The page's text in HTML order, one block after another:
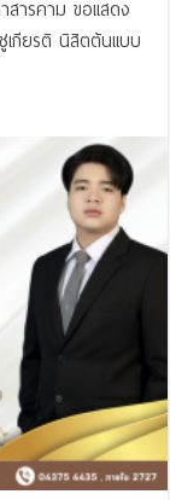
ารคาม ขอแสดง
กียรติ นิสิตต้นแบบ